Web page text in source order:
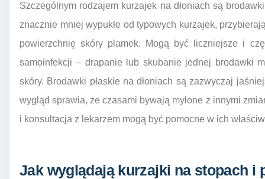
Szczególnym rodzajem kurzajek na dłoniach są
znacznie mniej wypukłe od typowych kurzajek,
powierzchnię skóry plamek. Mogą być liczniejsze i
samoinfekcji – drapanie lub skubanie jednej brodawki
skóry. Brodawki płaskie na dłoniach są zazwyczaj
wygląd sprawia, że czasami bywają mylone z innymi
i konsultacja z lekarzem mogą być pomocne w ich
Jak wyglądają kurzajki na stopach i